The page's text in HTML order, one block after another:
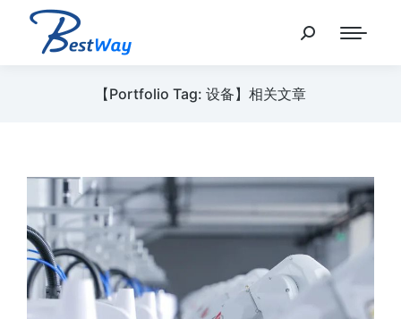
【Portfolio Tag: 设备】相关文章